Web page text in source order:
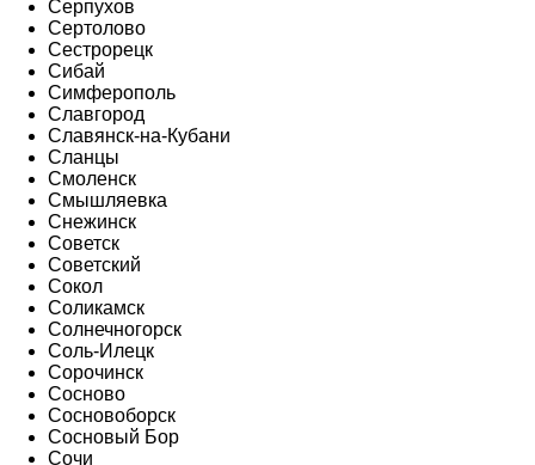
Серпухов
Сертолово
Сестрорецк
Сибай
Симферополь
Славгород
Славянск-на-Кубани
Сланцы
Смоленск
Смышляевка
Снежинск
Советск
Советский
Сокол
Соликамск
Солнечногорск
Соль-Илецк
Сорочинск
Сосново
Сосновоборск
Сосновый Бор
Сочи